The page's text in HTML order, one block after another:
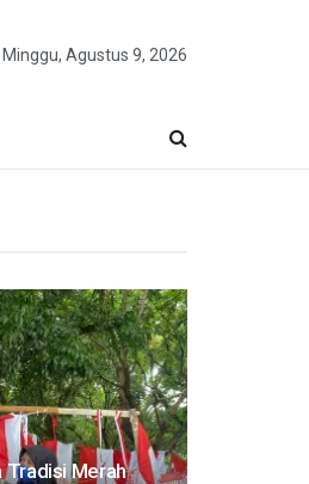
Minggu, Agustus 9, 2026
Tradisi Merah